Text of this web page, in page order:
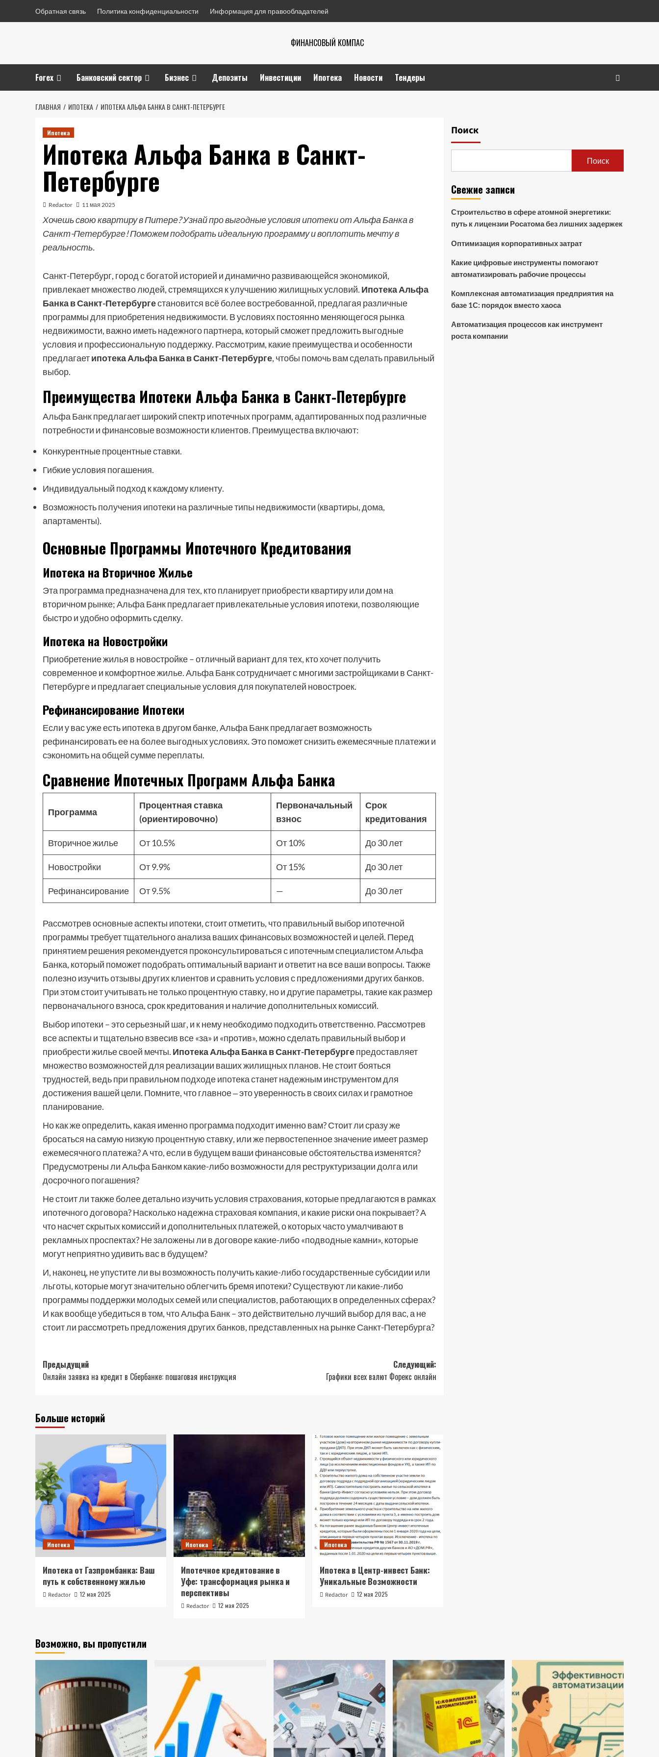
Обратная связь Политика конфиденциальности Информация для правообладателей
ФИНАНСОВЫЙ КОМПАС
Forex Банковский сектор Бизнес Депозиты Инвестиции Ипотека Новости Тендеры
ГЛАВНАЯ ИПОТЕКА ИПОТЕКА АЛЬФА БАНКА В САНКТ-ПЕТЕРБУРГЕ
Ипотека
Ипотека Альфа Банка в Санкт-
Петербурге
Redactor 11 мая 2025
Хочешь свою квартиру в Питере? Узнай про выгодные условия ипотеки от Альфа Банка в
Санкт-Петербурге! Поможем подобрать идеальную программу и воплотить мечту в
реальность.
Санкт-Петербург, город с богатой историей и динамично развивающейся экономикой,
привлекает множество людей, стремящихся к улучшению жилищных условий. Ипотека Альфа
Банка в Санкт-Петербургестановится всё более востребованной, предлагая различные
программы для приобретения недвижимости. В условиях постоянно меняющегося рынка
недвижимости, важно иметь надежного партнера, который сможет предложить выгодные
условия и профессиональную поддержку. Рассмотрим, какие преимущества и особенности
предлагаетипотека Альфа Банка в Санкт-Петербурге, чтобы помочь вам сделать правильный
выбор.
Преимущества Ипотеки Альфа Банка в Санкт-Петербурге
Альфа Банк предлагает широкий спектр ипотечных программ, адаптированных под различные
потребности и финансовые возможности клиентов. Преимущества включают:
Конкурентные процентные ставки.
Гибкие условия погашения.
Индивидуальный подход к каждому клиенту.
Возможность получения ипотеки на различные типы недвижимости (квартиры, дома,
апартаменты).
Основные Программы Ипотечного Кредитования
Ипотека на Вторичное Жилье
Эта программа предназначена для тех, кто планирует приобрести квартиру или дом на
вторичном рынке; Альфа Банк предлагает привлекательные условия ипотеки, позволяющие
быстро и удобно оформить сделку.
Ипотека на Новостройки
Приобретение жилья в новостройке – отличный вариант для тех, кто хочет получить
современное и комфортное жилье. Альфа Банк сотрудничает с многими застройщиками в Санкт-
Петербурге и предлагает специальные условия для покупателей новостроек.
Рефинансирование Ипотеки
Если у вас уже есть ипотека в другом банке, Альфа Банк предлагает возможность
рефинансировать ее на более выгодных условиях. Это поможет снизить ежемесячные платежи и
сэкономить на общей сумме переплаты.
Сравнение Ипотечных Программ Альфа Банка
Программа
Процентная ставка
(ориентировочно)
Первоначальный
взнос
Срок
кредитования
Вторичное жилье От 10.5% От 10% До 30 лет
Новостройки От 9.9% От 15% До 30 лет
Рефинансирование От 9.5% — До 30 лет
Рассмотрев основные аспекты ипотеки, стоит отметить, что правильный выбор ипотечной
программы требует тщательного анализа ваших финансовых возможностей и целей. Перед
принятием решения рекомендуется проконсультироваться с ипотечным специалистом Альфа
Банка, который поможет подобрать оптимальный вариант и ответит на все ваши вопросы. Также
полезно изучить отзывы других клиентов и сравнить условия с предложениями других банков.
При этом стоит учитывать не только процентную ставку, но и другие параметры, такие как размер
первоначального взноса, срок кредитования и наличие дополнительных комиссий.
Выбор ипотеки – это серьезный шаг, и к нему необходимо подходить ответственно. Рассмотрев
все аспекты и тщательно взвесив все «за» и «против», можно сделать правильный выбор и
приобрести жилье своей мечты. Ипотека Альфа Банка в Санкт-Петербургепредоставляет
множество возможностей для реализации ваших жилищных планов. Не стоит бояться
трудностей, ведь при правильном подходе ипотека станет надежным инструментом для
достижения вашей цели. Помните, что главное ‒ это уверенность в своих силах и грамотное
планирование.
Но как же определить, какая именно программа подходит именно вам? Стоит ли сразу же
бросаться на самую низкую процентную ставку, или же первостепенное значение имеет размер
ежемесячного платежа? А что, если в будущем ваши финансовые обстоятельства изменятся?
Предусмотрены ли Альфа Банком какие-либо возможности для реструктуризации долга или
досрочного погашения?
Не стоит ли также более детально изучить условия страхования, которые предлагаются в рамках
ипотечного договора? Насколько надежна страховая компания, и какие риски она покрывает? А
что насчет скрытых комиссий и дополнительных платежей, о которых часто умалчивают в
рекламных проспектах? Не заложены ли в договоре какие-либо «подводные камни», которые
могут неприятно удивить вас в будущем?
И, наконец, не упустите ли вы возможность получить какие-либо государственные субсидии или
льготы, которые могут значительно облегчить бремя ипотеки? Существуют ли какие-либо
программы поддержки молодых семей или специалистов, работающих в определенных сферах?
И как вообще убедиться в том, что Альфа Банк – это действительно лучший выбор для вас, а не
стоит ли рассмотреть предложения других банков, представленных на рынке Санкт-Петербурга?
Навигация
записи
Предыдущий
Онлайн заявка на кредит в Сбербанке: пошаговая инструкция
Следующий:
Графики всех валют Форекс онлайн
Больше историй
Ипотека
Ипотека от Газпромбанка: Ваш
путь к собственному жилью
Redactor 12 мая 2025
Ипотека
Ипотечное кредитование в
Уфе: трансформация рынка и
перспективы
Redactor 12 мая 2025
Ипотека
Ипотека в Центр-инвест Банк:
Уникальные Возможности
Redactor 12 мая 2025
Поиск
Поиск
Свежие записи
Строительство в сфере атомной энергетики:
путь к лицензии Росатома без лишних задержек
Оптимизация корпоративных затрат
Какие цифровые инструменты помогают
автоматизировать рабочие процессы
Комплексная автоматизация предприятия на
базе 1С: порядок вместо хаоса
Автоматизация процессов как инструмент
роста компании
Возможно, вы пропустили